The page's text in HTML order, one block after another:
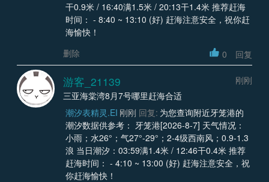
干0.9米 / 16:40满1.5米 / 20:13干1.4米 推荐赶海
时间： - 8:40 ~ 13:10 (好) 赶海注意安全，祝你赶
海愉快！
删除
0 回复
游客_21139
刚刚
三亚海棠湾8月7号哪里赶海合适
潮汐表精灵.EI 刚刚 回复: 为您查询附近牙笼港的
潮汐数据供参考： 牙笼港[2026-8-7] 天气情况：
小雨；水26°；气27°-29°；2-4级西南风；0.9-1.3
浪 当日潮汐：03:59满1.4米 / 12:46干0.4米 推荐
赶海时间： - 4:10 ~ 13:00 (好) 赶海注意安全，祝
你赶海愉快！